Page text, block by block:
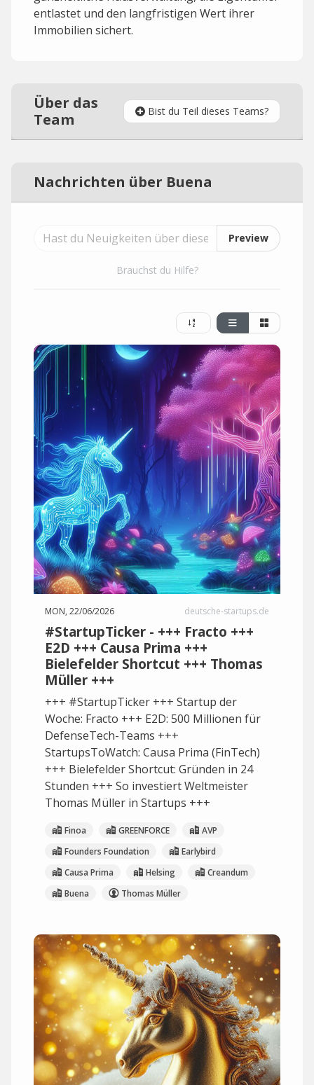
entlastet und den langfristigen Wert ihrer
Immobilien sichert.
Über das
Team
Bist du Teil dieses Teams?
Nachrichten über Buena
Preview
Brauchst du Hilfe?
MON, 22/06/2026 deutsche-startups.de
#StartupTicker - +++ Fracto +++
E2D +++ Causa Prima +++
Bielefelder Shortcut +++ Thomas
Müller +++
+++ #StartupTicker +++ Startup der
Woche: Fracto +++ E2D: 500 Millionen für
DefenseTech-Teams +++
StartupsToWatch: Causa Prima (FinTech)
+++ Bielefelder Shortcut: Gründen in 24
Stunden +++ So investiert Weltmeister
Thomas Müller in Startups +++
Finoa GREENFORCE
AVP
Founders Foundation
Earlybird
Causa Prima
Helsing
Creandum
Buena
Thomas Müller